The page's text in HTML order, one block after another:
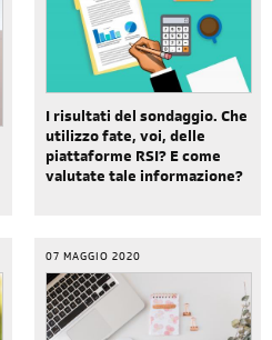
I risultati del sondaggio. Che
utilizzo fate, voi, delle
piattaforme RSI? E come
valutate tale informazione?
07 MAGGIO 2020